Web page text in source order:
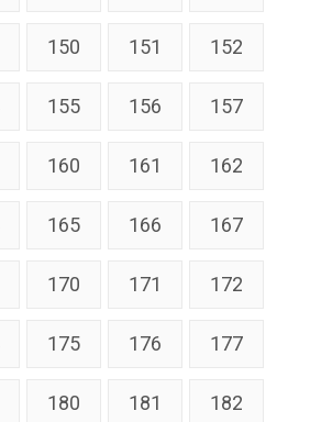
150 151 152
155 156 157
160 161 162
165 166 167
170 171 172
175 176 177
180 181 182